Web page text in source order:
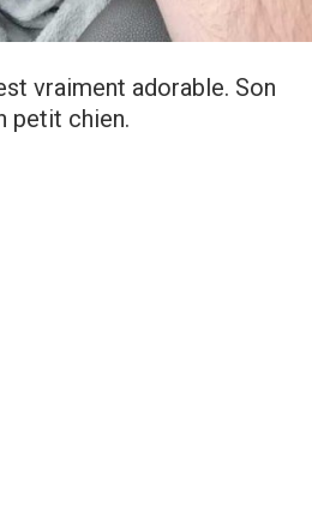
vraiment adorable. Son
petit chien.